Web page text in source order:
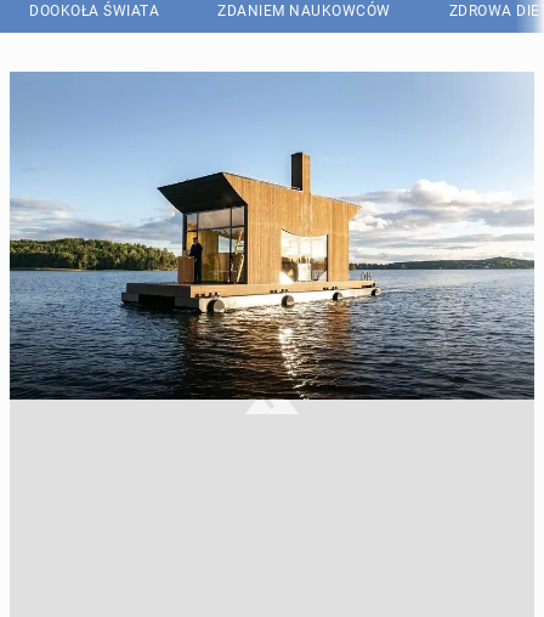
DOOKOŁA ŚWIATA ZDANIEM NAUKOWCÓW ZDROWA